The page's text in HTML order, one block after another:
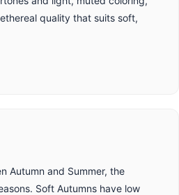
quality that suits soft,
Autumn and Summer, the
Soft Autumns have low